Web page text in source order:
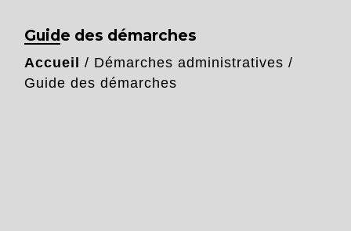
Guide des démarches
Accueil / Démarches administratives /
Guide des démarches